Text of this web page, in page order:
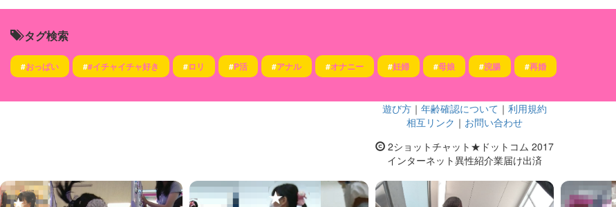
タグ検索
#おっぱい ##イチャイチャ好き #ロリ #P活 #アナル #オナニー #妊婦 #母娘 #浣腸 #再婚
遊び方 ｜ 年齢確認について ｜ 利用規約
相互リンク ｜ お問い合わせ
2ショットチャット★ドットコム 2017
インターネット異性紹介業届け出済